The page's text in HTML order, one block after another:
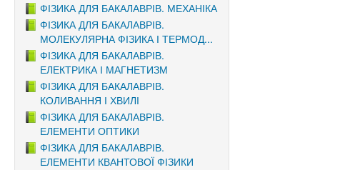
ФІЗИКА ДЛЯ БАКАЛАВРІВ. МЕХАНІКА
ФІЗИКА ДЛЯ БАКАЛАВРІВ.
МОЛЕКУЛЯРНА ФІЗИКА І ТЕРМОД...
ФІЗИКА ДЛЯ БАКАЛАВРІВ.
ЕЛЕКТРИКА І МАГНЕТИЗМ
ФІЗИКА ДЛЯ БАКАЛАВРІВ.
КОЛИВАННЯ І ХВИЛІ
ФІЗИКА ДЛЯ БАКАЛАВРІВ.
ЕЛЕМЕНТИ ОПТИКИ
ФІЗИКА ДЛЯ БАКАЛАВРІВ.
ЕЛЕМЕНТИ КВАНТОВОЇ ФІЗИКИ